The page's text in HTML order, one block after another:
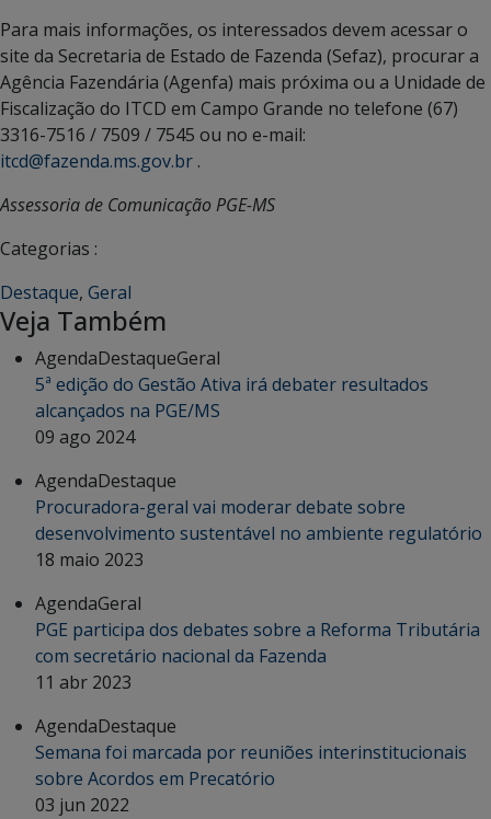
Para mais informações, os interessados devem acessar o
site da Secretaria de Estado de Fazenda (Sefaz), procurar a
Agência Fazendária (Agenfa) mais próxima ou a Unidade de
Fiscalização do ITCD em Campo Grande no telefone (67)
3316-7516 / 7509 / 7545 ou no e-mail:
itcd@fazenda.ms.gov.br .
Assessoria de Comunicação PGE-MS
Categorias :
Destaque, Geral
Veja Também
AgendaDestaqueGeral
5ª edição do Gestão Ativa irá debater resultados
alcançados na PGE/MS
09 ago 2024
AgendaDestaque
Procuradora-geral vai moderar debate sobre
desenvolvimento sustentável no ambiente regulatório
18 maio 2023
AgendaGeral
PGE participa dos debates sobre a Reforma Tributária
com secretário nacional da Fazenda
11 abr 2023
AgendaDestaque
Semana foi marcada por reuniões interinstitucionais
sobre Acordos em Precatório
03 jun 2022